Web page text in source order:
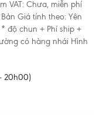
VAT: Chưa, miễn phí
Giá tính theo: Yên
độ chun + Phí ship +
có hàng nhái Hình
20h00)